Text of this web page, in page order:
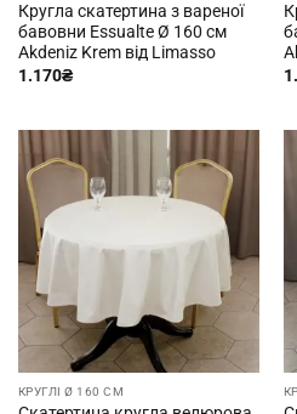
Кругла скатертина з вареної
бавовни Essualte Ø 160 см
Akdeniz Krem від Limasso
1.170₴
КРУГЛІ Ø 160 СМ